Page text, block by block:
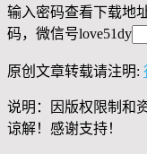
输入密码查看下载地
码，微信号love51dy
原创文章转载请注明:
说明：因版权限制和
谅解！感谢支持！